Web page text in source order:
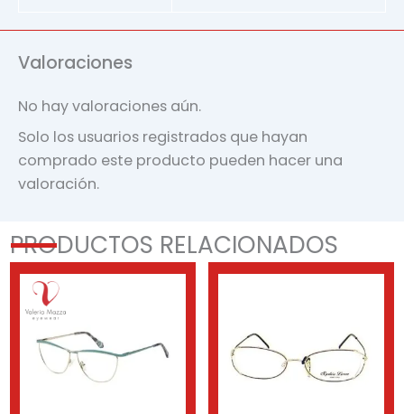
Valoraciones
No hay valoraciones aún.
Solo los usuarios registrados que hayan
comprado este producto pueden hacer una
valoración.
PRODUCTOS RELACIONADOS